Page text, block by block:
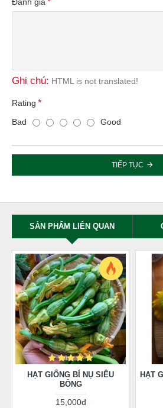
Đánh giá
Ghi chú: HTML is not translated!
Rating
Bad
Good
TIẾP TỤC
SẢN PHẨM LIÊN QUAN
HẠT GIỐNG BÍ NỤ SIÊU
BÔNG
15,000đ
HẠT